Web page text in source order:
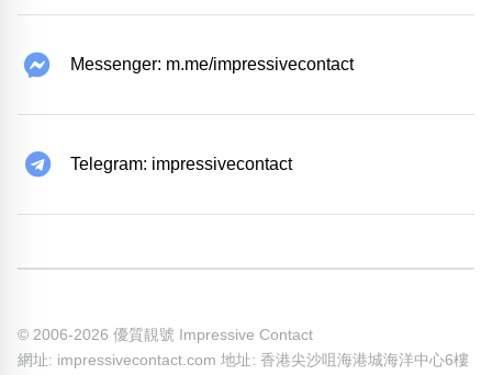
Messenger: m.me/impressivecontact
Telegram: impressivecontact
© 2006-2026 優質靚號 Impressive Contact
網址: impressivecontact.com 地址: 香港尖沙咀海港城海洋中心6樓